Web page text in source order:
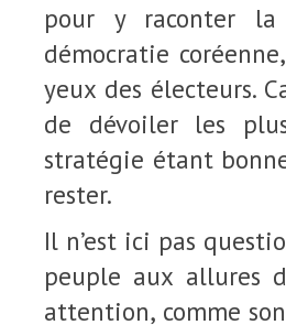
pour y raconter
démocratie
yeux des électeurs.
de dévoiler les
stratégie étant
rester.
Il n’est ici pas
peuple aux allures
attention, comme